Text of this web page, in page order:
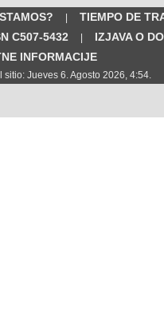
|
TIEMPO DE
C507-5432 |
IZJAVA O
INFORMACIJE
Jueves 6. Agosto 2026, 4:54.